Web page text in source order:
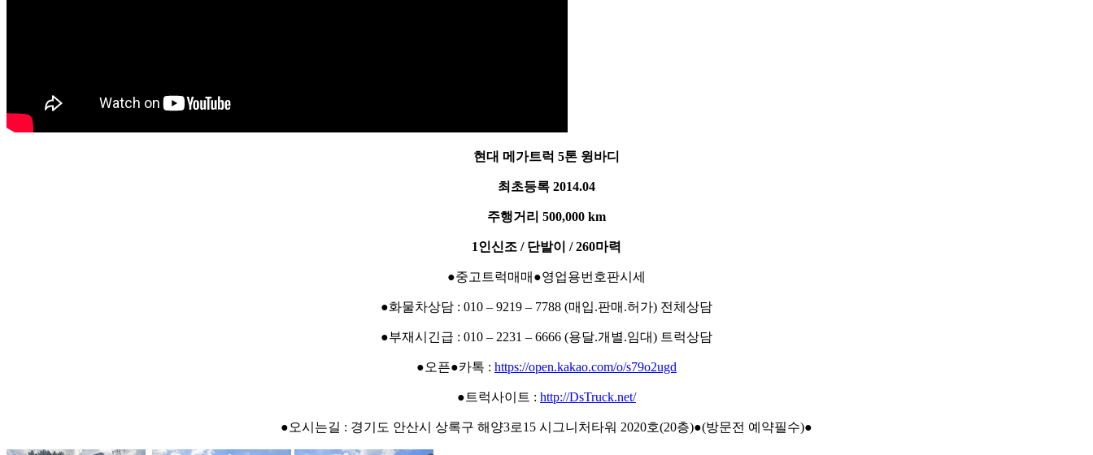
현대 메가트럭 5톤 윙바디
최초등록 2014.04
주행거리 500,000 km
1인신조 / 단발이 / 260마력
●중고트럭매매●영업용번호판시세
●화물차상담 : 010 – 9219 – 7788 (매입.판매.허가) 전체상담
●부재시긴급 : 010 – 2231 – 6666 (용달.개별.임대) 트럭상담
●오픈●카톡 : https://open.kakao.com/o/s79o2ugd
●트럭사이트 : http://DsTruck.net/
●오시는길 : 경기도 안산시 상록구 해양3로15 시그니처타워 2020호(20층)●(방문전 예약필수)●